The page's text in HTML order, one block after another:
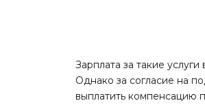
Зарплата за такие
Однако за согласие на
выплатить компенсацию